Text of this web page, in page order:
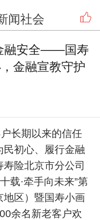
闻社会
融安全——国寿
金融宣教守护
长期以来的信任
初心、履行金融
险北京市分公司
载·牵手向未来”第
地区）暨国寿小画
余名新老客户欢